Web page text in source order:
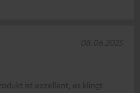
ist exzellent, es klingt
08.06.2025